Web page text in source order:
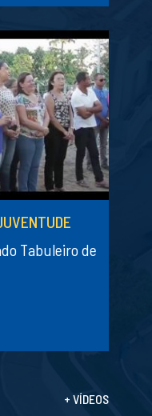
Tabuleiro de
+ VÍDEOS